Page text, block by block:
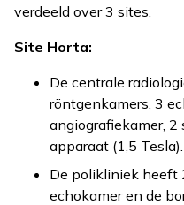
verdeeld over 3 sites.
Site Horta:
De centrale
röntgenkamers, 3
angiografiekamer, 2
apparaat (1,5 Tesla).
De polikliniek heeft
echokamer en de